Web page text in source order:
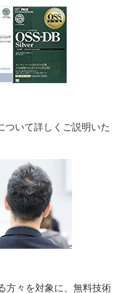
ついて詳しくご説明いた
方々を対象に、無料技術